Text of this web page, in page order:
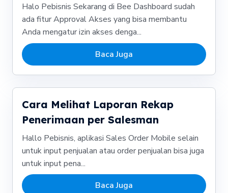
Halo Pebisnis Sekarang di Bee Dashboard sudah
ada fitur Approval Akses yang bisa membantu
Anda mengatur izin akses denga...
Baca Juga
Cara Melihat Laporan Rekap
Penerimaan per Salesman
Hallo Pebisnis, aplikasi Sales Order Mobile selain
untuk input penjualan atau order penjualan bisa juga
untuk input pena...
Baca Juga